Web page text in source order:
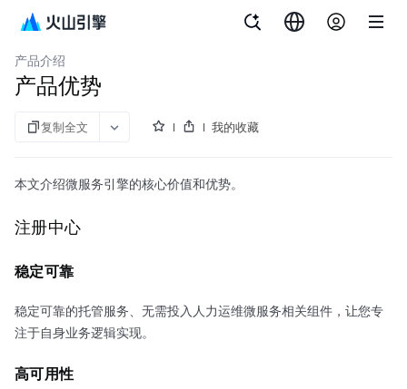
微服务引擎
产品介绍
产品优势
复制全文 我的收藏
本文介绍微服务引擎的核心价值和优势。
注册中心
稳定可靠
稳定可靠的托管服务、无需投入人力运维微服务相关组件，让您专
注于自身业务逻辑实现。
高可用性